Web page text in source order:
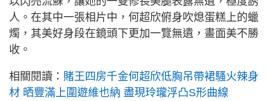
人。在其中一張相片中，何超欣俯身吹熄蛋糕上的蠟
燭，其美好身段在鏡頭下更加一覽無遺，畫面美不勝
收。
相關閱讀： 賭王四房千金何超欣低胸吊帶裙騷火辣身
材 晒豐滿上圍遊維也納 盡現玲瓏浮凸S形曲線